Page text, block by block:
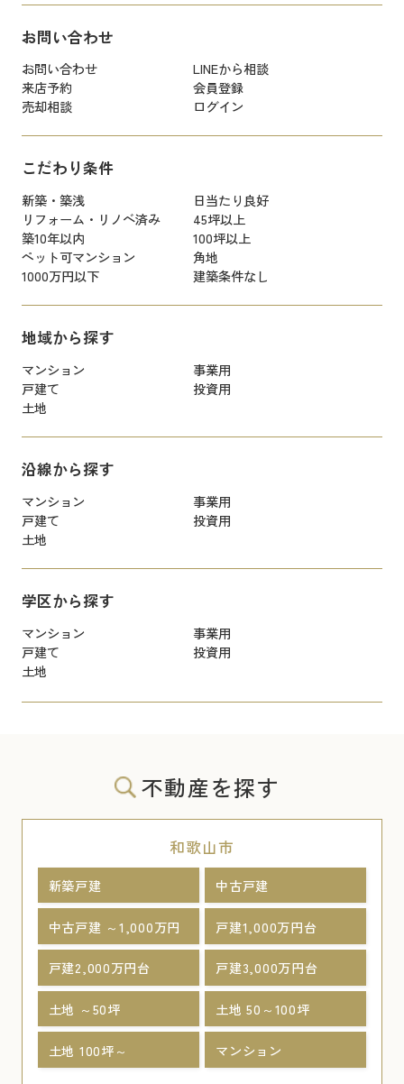
お問い合わせ
お問い合わせ
LINEから相談
来店予約
会員登録
売却相談
ログイン
こだわり条件
新築・築浅
日当たり良好
リフォーム・リノベ済み
45坪以上
築10年以内
100坪以上
ペット可マンション
角地
1000万円以下
建築条件なし
地域から探す
マンション
事業用
戸建て
投資用
土地
沿線から探す
マンション
事業用
戸建て
投資用
土地
学区から探す
マンション
事業用
戸建て
投資用
土地
不動産を探す
和歌山市
新築戸建 中古戸建
中古戸建 ～1,000万円 戸建1,000万円台
戸建2,000万円台 戸建3,000万円台
土地 ～50坪 土地 50～100坪
土地 100坪～ マンション